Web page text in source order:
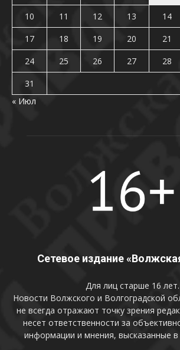
10
11 12 13 14
17
18 19 20 21
24
25 26 27 28
31
« Июл
Сетевое издание
Для лиц старше 16 лет.
Новости Волжского и Волгоградской
не всегда отражают точку зрения
несет ответственности за
информации и мнения, высказанные